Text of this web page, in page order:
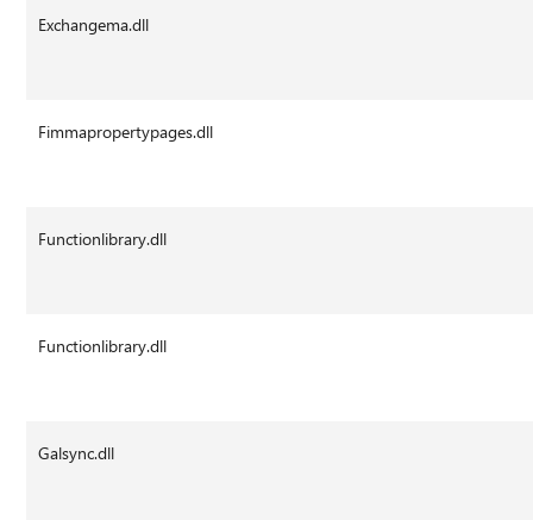
Exchangema.dll
Fimmapropertypages.dll
Functionlibrary.dll
Functionlibrary.dll
Galsync.dll